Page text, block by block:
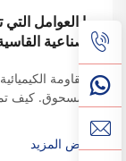
ما العوامل
الصناعية
المقاومة
بالمسحوق. كيف
طلاءات المسحوق
عرض المزيد